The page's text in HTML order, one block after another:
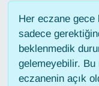
Her eczane gece
sadece
beklenmedik
gelemeyebilir. Bu
eczanenin açık
GENEL
Güncel
Gündem